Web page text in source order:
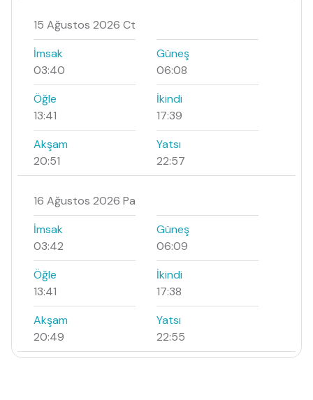
15 Ağustos 2026 Ct
İmsak
03:40
Güneş
06:08
Öğle
13:41
İkindi
17:39
Akşam
20:51
Yatsı
22:57
16 Ağustos 2026 Pa
İmsak
03:42
Güneş
06:09
Öğle
13:41
İkindi
17:38
Akşam
20:49
Yatsı
22:55